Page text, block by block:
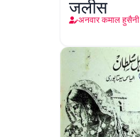
जलीस
अनवार कमाल हुसैनी